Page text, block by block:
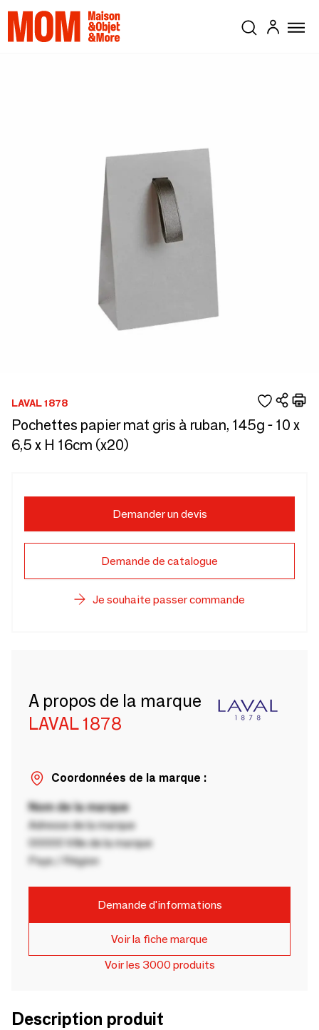
LAVAL 1878
Pochettes papier mat gris à ruban, 145g - 10 x
6,5 x H 16cm (x20)
Demander un devis
Demande de catalogue
Je souhaite passer commande
A propos de la marque
LAVAL 1878
Coordonnées de la marque :
Nom de la marque
Adresse de la marque
00000 Ville de la marque
Pays / Région
Demande d'informations
Voir la fiche marque
Voir les 3000 produits
Description produit